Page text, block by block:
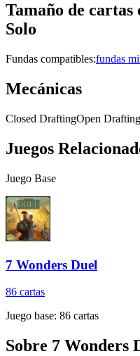
Tamaño de cartas
Solo
Fundas compatibles:fundas
Mecánicas
Closed DraftingOpen Drafting
Juegos
Juego Base
7 Wonders Duel
86 cartas
Juego base: 86 cartas
Sobre 7 Wonders